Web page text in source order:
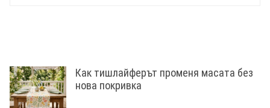
Как тишлайферът променя масата без
нова покривка